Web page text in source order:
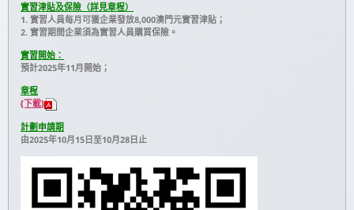
Skip to
content
實習津貼及保險（詳見章程）
1. 實習人員每月可獲企業發放8,000澳門元實習津貼；
2. 實習期間企業須為實習人員購買保險。
實習開始：
預計2025年11月開始；
章程
(下載)
計劃申請期
由2025年10月15日至10月28日止